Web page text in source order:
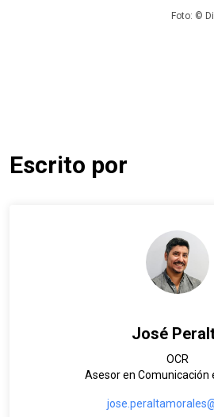
Foto: ©
Escrito por
José
OCR
Asesor en Comunicación